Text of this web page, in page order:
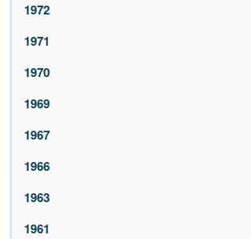
1972
1971
1970
1969
1967
1966
1963
1961